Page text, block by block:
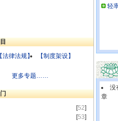
【法律法规】
【制度架设】
更多专题……
[52]
[53]
轻
没
章